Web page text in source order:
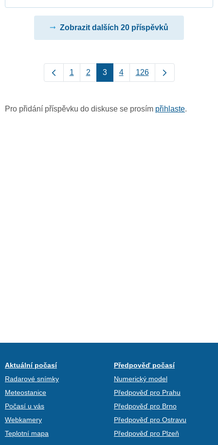
Zobrazit dalších 20 příspěvků
1 2 3 4 126
Pro přidání příspěvku do diskuse se prosím přihlaste.
Aktuální počasí
Radarové snímky
Meteostanice
Počasí u vás
Webkamery
Teplotní mapa
Předpověď počasí
Numerický model
Předpověď pro Prahu
Předpověď pro Brno
Předpověď pro Ostravu
Předpověď pro Plzeň